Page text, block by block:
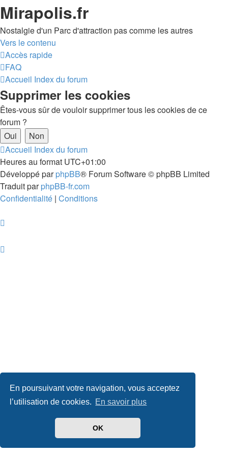
En poursuivant votre navigation, vous acceptez
l’utilisation de cookies. En savoir plus
OK
Mirapolis.fr
Nostalgie d'un Parc d'attraction pas comme les autres
Vers le contenu
Accès rapide
FAQ
Accueil Index du forum
Supprimer les cookies
Êtes-vous sûr de vouloir supprimer tous les cookies de ce
forum ?
Accueil Index du forum
Heures au format UTC+01:00
Développé parphpBB® Forum Software © phpBB Limited
Traduit parphpBB-fr.com
Confidentialité | Conditions